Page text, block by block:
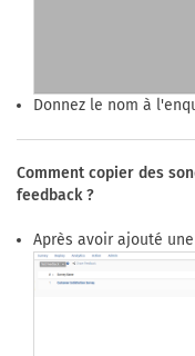
Donnez le nom à
Comment copier des
feedback ?
Après avoir ajouté